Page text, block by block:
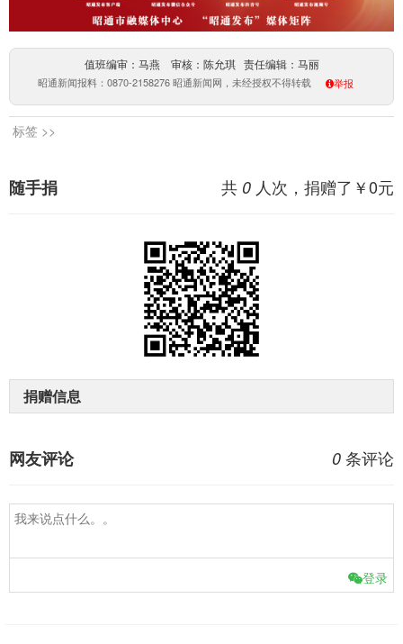
值班编审：马燕 审核：陈允琪 责任编辑：马丽
昭通新闻报料：0870-2158276 昭通新闻网，未经授权不得转载 举报
标签 >>
共 0 人次，捐赠了￥0元
随手捐
捐赠信息
0 条评论
网友评论
登录